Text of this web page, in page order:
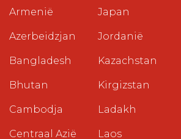
Armenië
Azerbeidzjan
Bangladesh
Bhutan
Cambodja
Centraal Azië
Japan
Jordanië
Kazachstan
Kirgizstan
Ladakh
Laos